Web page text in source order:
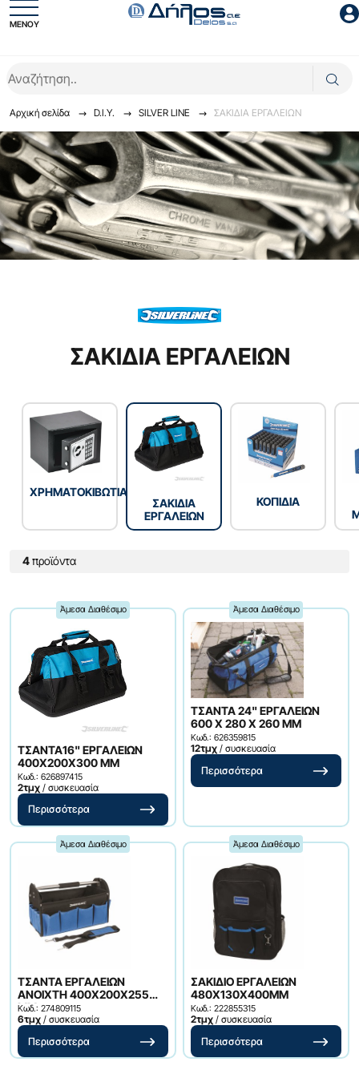
ΜΕΝΟΥ
Είσοδος
Ξέχασες το password;
Αρχική σελίδα D.I.Y. SILVER LINE ΣΑΚΙΔΙΑ ΕΡΓΑΛΕΙΩΝ
ΣΑΚΙΔΙΑ ΕΡΓΑΛΕΙΩΝ
ΧΡΗΜΑΤΟΚΙΒΩΤΙΑ
ΣΑΚΙΔΙΑ
ΕΡΓΑΛΕΙΩΝ
ΚΟΠΙΔΙΑ
4προϊόντα
Άμεσα Διαθέσιμο
ΤΣΑΝΤΑ16" ΕΡΓΑΛΕΙΩΝ
400X200X300 MM
Κωδ.: 626897415
2τμχ / συσκευασία
Περισσότερα
Άμεσα Διαθέσιμο
ΤΣΑΝΤΑ 24" ΕΡΓΑΛΕΙΩΝ
600 X 280 X 260 MM
Κωδ.: 626359815
12τμχ / συσκευασία
Περισσότερα
Άμεσα Διαθέσιμο
ΤΣΑΝΤΑ ΕΡΓΑΛΕΙΩΝ
ANOIXTH 400X200X255
MM
Κωδ.: 274809115
6τμχ / συσκευασία
Περισσότερα
Άμεσα Διαθέσιμο
ΣΑΚΙΔΙΟ ΕΡΓΑΛΕΙΩΝ
480X130X400MM
Κωδ.: 222855315
2τμχ / συσκευασία
Περισσότερα